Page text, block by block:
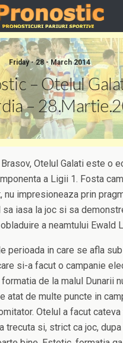
Friday - 28 - March 2014
– Otelul
–
Otelul Galati este o
a Ligii 1. Fosta
nu impresioneaza prin
sa iasa la joc si sa
a neamtului Ewald
perioada in care se afla
si-a facut o campanie
de la malul Dunarii
atat de multe puncte in
Otelul a facut
trecuta si, strict ca joc, dupa